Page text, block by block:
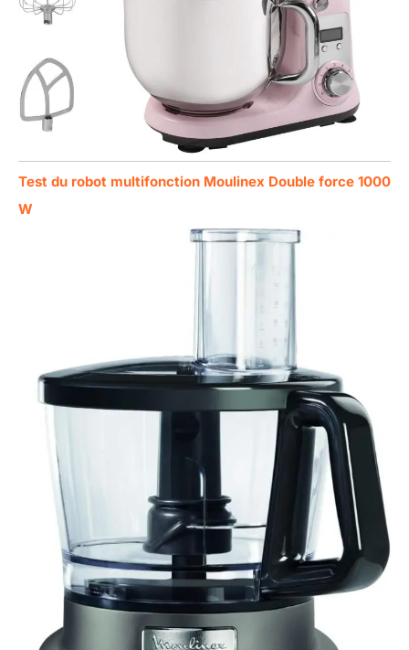
Test du robot multifonction Moulinex Double force 1000
W